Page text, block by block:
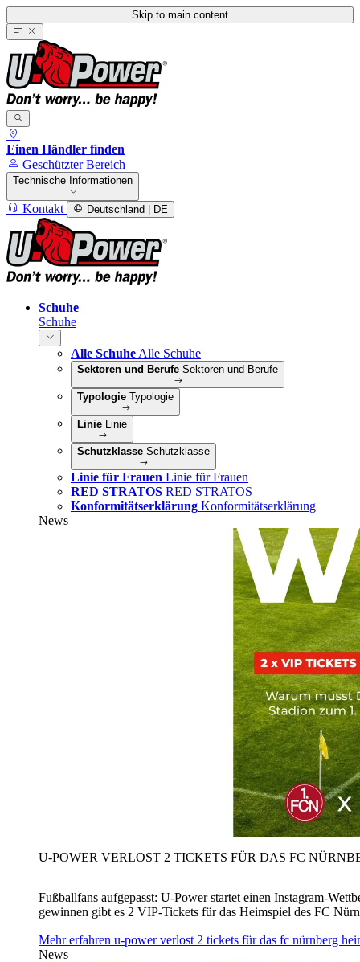
Skip to main content
Einen Händler finden
Geschützter Bereich
Technische Informationen
Kontakt Deutschland | DE
Schuhe
Schuhe
Alle Schuhe Alle Schuhe
Sektoren und Berufe Sektoren und Berufe
Typologie Typologie
Linie Linie
Schutzklasse Schutzklasse
Linie für Frauen Linie für Frauen
RED STRATOS RED STRATOS
Konformitätserklärung Konformitätserklärung
News
U‑POWER VERLOST 2 TICKETS FÜR DAS FC
Fußballfans aufgepasst: U‑Power startet einen Instagram-
gewinnen gibt es 2 VIP-Tickets für das Heimspiel des FC
Mehr erfahren u‑power verlost 2 tickets für das fc nürnberg
News